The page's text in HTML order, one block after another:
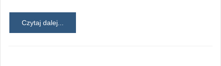
Czytaj dalej...